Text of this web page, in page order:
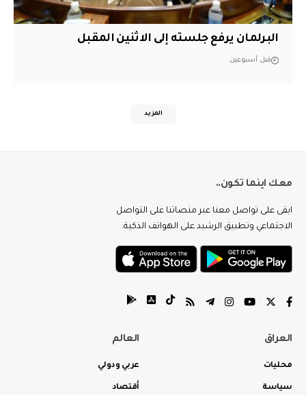
البرلمان يرفع جلسته إلى الاثنين المقبل
قبل أسبوعين
المزيد
معك اينما تكون..
ابقى على تواصل معنا عبر منصاتنا على التواصل
الاجتماعي وتطبيق الرشيد على الهواتف الذكية.
العراق
محليات
سياسة
العالم
عربي ودولي
أقتصاد